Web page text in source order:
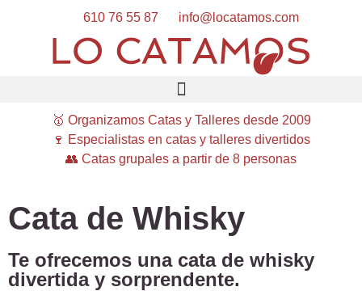
610 76 55 87 info@locatamos.com
🥇 Organizamos Catas y Talleres desde 2009
🍷 Especialistas en catas y talleres divertidos
👥 Catas grupales a partir de 8 personas
Cata de Whisky
Te ofrecemos una cata de whisky
divertida y sorprendente.